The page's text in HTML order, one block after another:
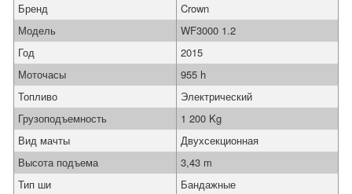
Бренд
Crown
Модель
WF3000 1.2
Год
2015
Моточасы
955 h
Топливо
Электрический
Грузоподъемность
1 200 Kg
Вид мачты
Двухсекционная
Высота подъема
3,43 m
Тип ши
Бандажные